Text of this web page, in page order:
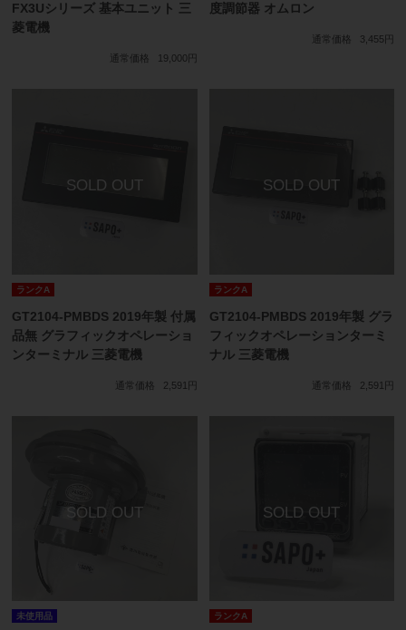
FX3Uシリーズ 基本ユニット 三
菱電機
通常価格 19,000円
度調節器 オムロン
通常価格 3,455円
ランクA
GT2104-PMBDS 2019年製 付属
品無 グラフィックオペレーショ
ンターミナル 三菱電機
通常価格 2,591円
ランクA
GT2104-PMBDS 2019年製 グラ
フィックオペレーションターミ
ナル 三菱電機
通常価格 2,591円
未使用品 ランクA